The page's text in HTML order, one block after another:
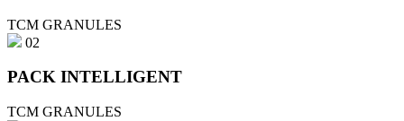
TCM GRANULES
02
PACK INTELLIGENT
TCM GRANULES